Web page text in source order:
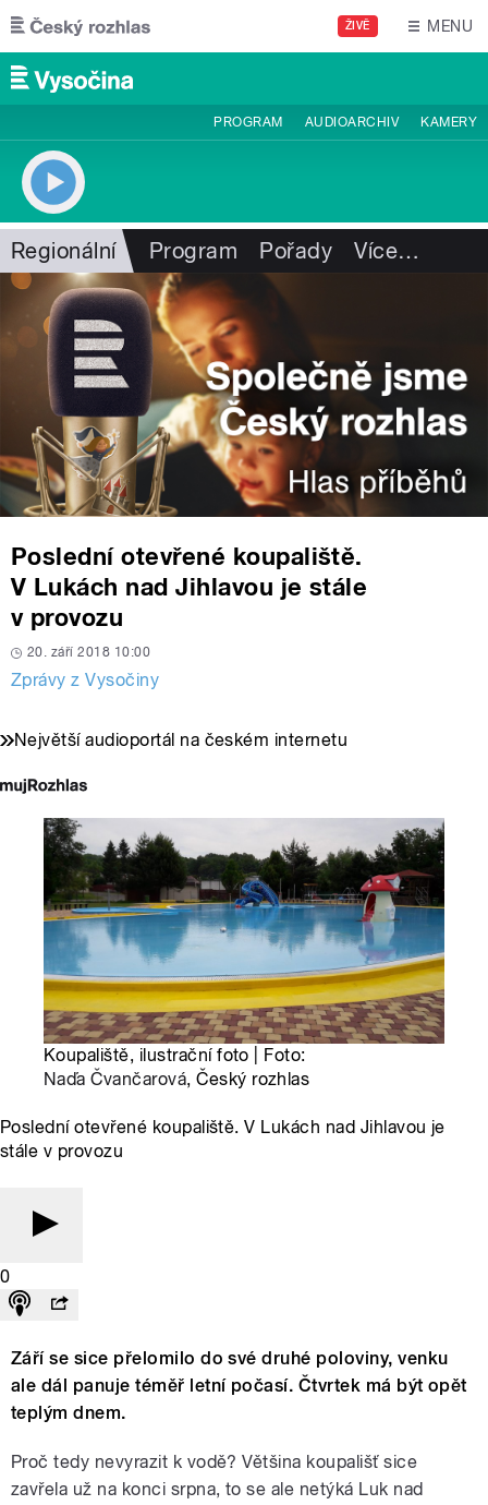
Přejít k hlavnímu obsahu
ŽIVĚ MENU
PROGRAM AUDIOARCHIV KAMERY
Regionální Program Pořady Více…
Poslední otevřené koupaliště.
V Lukách nad Jihlavou je stále
v provozu
20. září 2018 10:00
Zprávy z Vysočiny
Největší audioportál na českém internetu
Koupaliště, ilustrační foto | Foto:
Naďa Čvančarová, Český rozhlas
Poslední otevřené koupaliště. V Lukách nad Jihlavou je
stále v provozu
0
Září se sice přelomilo do své druhé poloviny, venku
ale dál panuje téměř letní počasí. Čtvrtek má být opět
teplým dnem.
Proč tedy nevyrazit k vodě? Většina koupališť sice
zavřela už na konci srpna, to se ale netýká Luk nad